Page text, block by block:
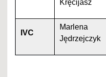
Kręcijasz
IVC
Marlena
Jędrzejczyk